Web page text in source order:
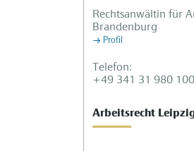
Rechtsanwältin für
Brandenburg
Profil
Telefon:
+49 341 31 980 100
Arbeitsrecht